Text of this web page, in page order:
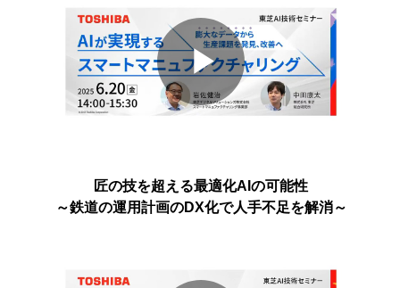
Play
Video
匠の技を超える最適化AIの可能性
～鉄道の運用計画のDX化で人手不足を解消～